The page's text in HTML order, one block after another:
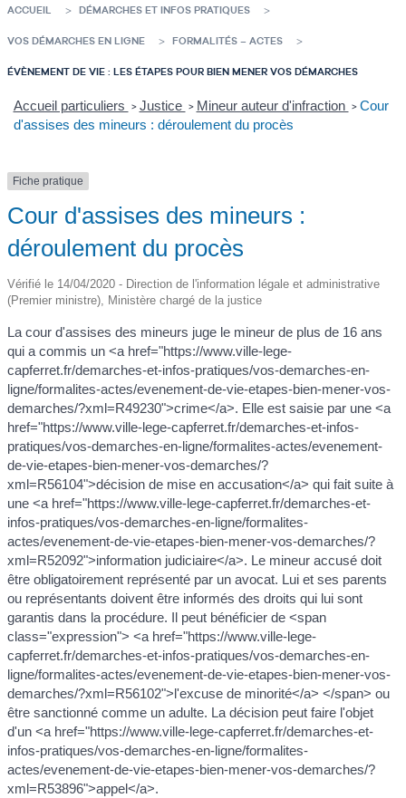
ACCUEIL DÉMARCHES ET INFOS PRATIQUES
VOS DÉMARCHES EN LIGNE FORMALITÉS – ACTES
ÉVÈNEMENT DE VIE : LES ÉTAPES POUR BIEN MENER VOS DÉMARCHES
Accueil particuliers > Justice > Mineur auteur d'infraction > Cour
d'assises des mineurs : déroulement du procès
Fiche pratique
Cour d'assises des mineurs :
déroulement du procès
Vérifié le 14/04/2020 - Direction de l'information légale et administrative
(Premier ministre), Ministère chargé de la justice
La cour d'assises des mineurs juge le mineur de plus de 16 ans
qui a commis un <a href="https://www.ville-lege-
capferret.fr/demarches-et-infos-pratiques/vos-demarches-en-
ligne/formalites-actes/evenement-de-vie-etapes-bien-mener-vos-
demarches/?xml=R49230">crime</a>. Elle est saisie par une <a
href="https://www.ville-lege-capferret.fr/demarches-et-infos-
pratiques/vos-demarches-en-ligne/formalites-actes/evenement-
de-vie-etapes-bien-mener-vos-demarches/?
xml=R56104">décision de mise en accusation</a> qui fait suite à
une <a href="https://www.ville-lege-capferret.fr/demarches-et-
infos-pratiques/vos-demarches-en-ligne/formalites-
actes/evenement-de-vie-etapes-bien-mener-vos-demarches/?
xml=R52092">information judiciaire</a>. Le mineur accusé doit
être obligatoirement représenté par un avocat. Lui et ses parents
ou représentants doivent être informés des droits qui lui sont
garantis dans la procédure. Il peut bénéficier de <span
class="expression"> <a href="https://www.ville-lege-
capferret.fr/demarches-et-infos-pratiques/vos-demarches-en-
ligne/formalites-actes/evenement-de-vie-etapes-bien-mener-vos-
demarches/?xml=R56102">l'excuse de minorité</a> </span> ou
être sanctionné comme un adulte. La décision peut faire l'objet
d'un <a href="https://www.ville-lege-capferret.fr/demarches-et-
infos-pratiques/vos-demarches-en-ligne/formalites-
actes/evenement-de-vie-etapes-bien-mener-vos-demarches/?
xml=R53896">appel</a>.